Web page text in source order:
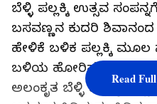
ಬೆಳ್ಳಿ ಪಲ್ಲಕ್ಕಿ ಉತ್ಸವ
ಬಸವಣ್ಣನ ಕುದರಿ
ಹೇಳಿಕೆ ಬಳಿಕ ಪಲ್ಲಕ್ಕಿ ಮೂಲ
ಬಳಿಯ ಹೋರಿಮಟ್ಟಿ
ಅಲಂಕೃತ ಬೆಳ್ಳಿ ಪಲ್ಲಕ್ಕಿ
Read